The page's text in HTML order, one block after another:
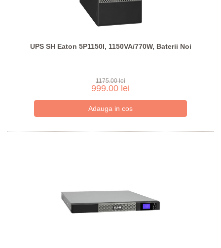
UPS SH Eaton 5P1150I, 1150VA/770W, Baterii Noi
1175.00 lei
999.00 lei